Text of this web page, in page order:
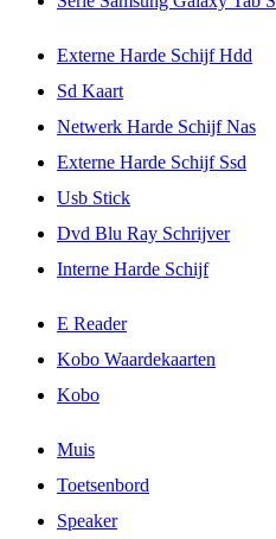
Externe Harde Schijf Hdd
Sd Kaart
Netwerk Harde Schijf Nas
Externe Harde Schijf Ssd
Usb Stick
Dvd Blu Ray Schrijver
Interne Harde Schijf
E Reader
Kobo Waardekaarten
Kobo
Muis
Toetsenbord
Speaker